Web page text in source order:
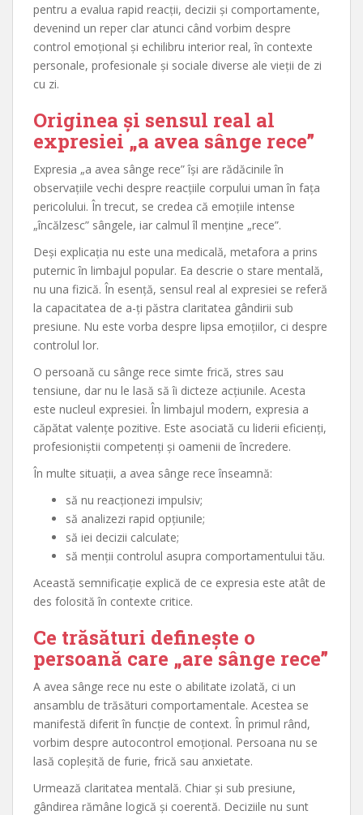
pentru a evalua rapid reacții, decizii și comportamente,
devenind un reper clar atunci când vorbim despre
control emoțional și echilibru interior real, în contexte
personale, profesionale și sociale diverse ale vieții de zi
cu zi.
Originea și sensul real al
expresiei „a avea sânge rece”
Expresia „a avea sânge rece” își are rădăcinile în
observațiile vechi despre reacțiile corpului uman în fața
pericolului. În trecut, se credea că emoțiile intense
„încălzesc” sângele, iar calmul îl menține „rece”.
Deși explicația nu este una medicală, metafora a prins
puternic în limbajul popular. Ea descrie o stare mentală,
nu una fizică. În esență, sensul real al expresiei se referă
la capacitatea de a-ți păstra claritatea gândirii sub
presiune. Nu este vorba despre lipsa emoțiilor, ci despre
controlul lor.
O persoană cu sânge rece simte frică, stres sau
tensiune, dar nu le lasă să îi dicteze acțiunile. Acesta
este nucleul expresiei. În limbajul modern, expresia a
căpătat valențe pozitive. Este asociată cu liderii eficienți,
profesioniștii competenți și oamenii de încredere.
În multe situații, a avea sânge rece înseamnă:
să nu reacționezi impulsiv;
să analizezi rapid opțiunile;
să iei decizii calculate;
să menții controlul asupra comportamentului tău.
Această semnificație explică de ce expresia este atât de
des folosită în contexte critice.
Ce trăsături definește o
persoană care „are sânge rece”
A avea sânge rece nu este o abilitate izolată, ci un
ansamblu de trăsături comportamentale. Acestea se
manifestă diferit în funcție de context. În primul rând,
vorbim despre autocontrol emoțional. Persoana nu se
lasă copleșită de furie, frică sau anxietate.
Urmează claritatea mentală. Chiar și sub presiune,
gândirea rămâne logică și coerentă. Deciziile nu sunt